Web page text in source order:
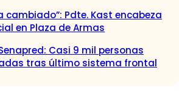
cambiado”: Pdte. Kast encabeza
en Plaza de Armas
Casi 9 mil personas
tras último sistema frontal